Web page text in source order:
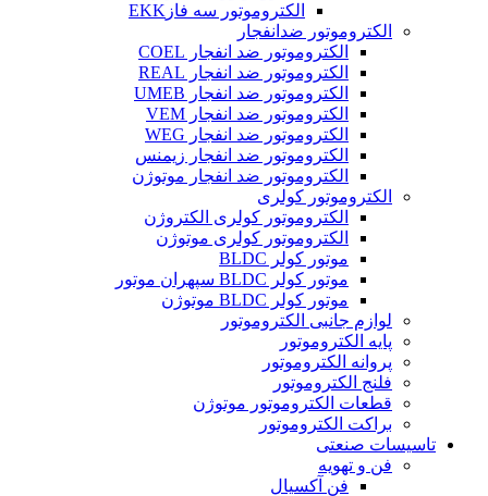
الکتروموتور سه فازEKK
الکتروموتور ضدانفجار
الکتروموتور ضد انفجار COEL
الکتروموتور ضد انفجار REAL
الکتروموتور ضد انفجار UMEB
الکتروموتور ضد انفجار VEM
الکتروموتور ضد انفجار WEG
الکتروموتور ضد انفجار زیمنس
الکتروموتور ضد انفجار موتوژن
الکتروموتور کولری
الکتروموتور کولری الکتروژن
الکتروموتور کولری موتوژن
موتور کولر BLDC
موتور کولر BLDC سپهران موتور
موتور کولر BLDC موتوژن
لوازم جانبی الکتروموتور
پایه الکتروموتور
پروانه الکتروموتور
فلنج الکتروموتور
قطعات الکتروموتور موتوژن
براکت الکتروموتور
تاسیسات صنعتی
فن و تهویه
فن آکسیال